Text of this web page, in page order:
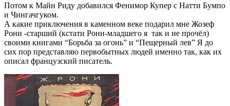
Потом к Майн Риду добавился Фенимор Купер с Натти Бумпо
и Чингачгуком.
А какие приключения в каменном веке подарил мне Жозеф
Рони -старший (кстати Рони-младшего я так и не прочёл)
своими книгами “Борьба за огонь” и “Пещерный лев” Я до
сих пор представляю первобытных людей именно так, как их
описал французский писатель.